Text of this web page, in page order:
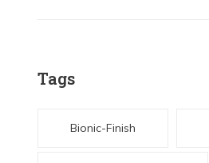
Tags
Bionic-Finish